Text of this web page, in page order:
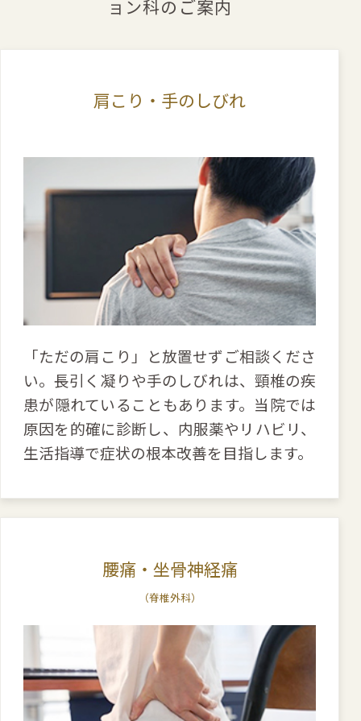
ョン科のご案内
肩こり・手のしびれ
「ただの肩こり」と放置せずご相談くださ
い。長引く凝りや手のしびれは、頸椎の疾
患が隠れていることもあります。当院では
原因を的確に診断し、内服薬やリハビリ、
生活指導で症状の根本改善を目指します。
腰痛・坐骨神経痛
（脊椎外科）